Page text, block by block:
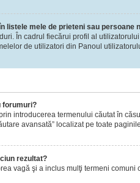
listele mele de prieteni sau persoane
În cadrul fiecărui profil al
de utilizatori din Panoul
forumuri?
introducerea termenului căutat în
avansată” localizat pe toate
rezultat?
vagă şi a inclus mulţi termeni